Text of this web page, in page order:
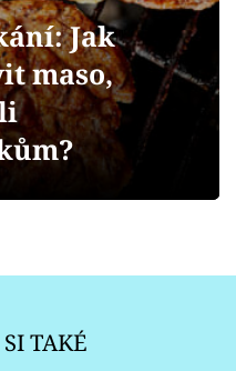
Jak
maso,
TAKÉ